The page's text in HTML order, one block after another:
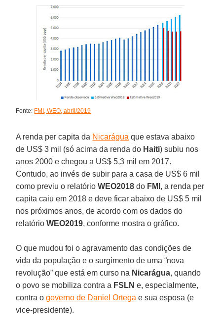
Fonte: FMI, WEO, abril/2019
A renda per capita da Nicarágua que estava abaixo
de US$ 3 mil (só acima da renda do Haiti) subiu nos
anos 2000 e chegou a US$ 5,3 mil em 2017.
Contudo, ao invés de subir para a casa de US$ 6 mil
como previu o relatórioWEO2018 do FMI , a renda per
capita caiu em 2018 e deve ficar abaixo de US$ 5 mil
nos próximos anos, de acordo com os dados do
relatórioWEO2019, conforme mostra o gráfico.
O que mudou foi o agravamento das condições de
vida da população e o surgimento de uma “nova
revolução” que está em curso na Nicarágua, quando
o povo se mobiliza contra a FSLN e, especialmente,
contra ogoverno de Daniel Ortega e sua esposa (e
vice-presidente).